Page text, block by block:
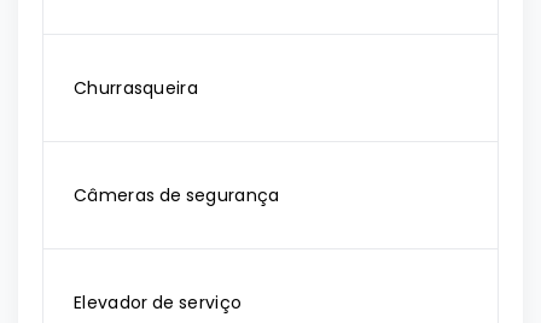
Churrasqueira
Câmeras de segurança
Elevador de serviço